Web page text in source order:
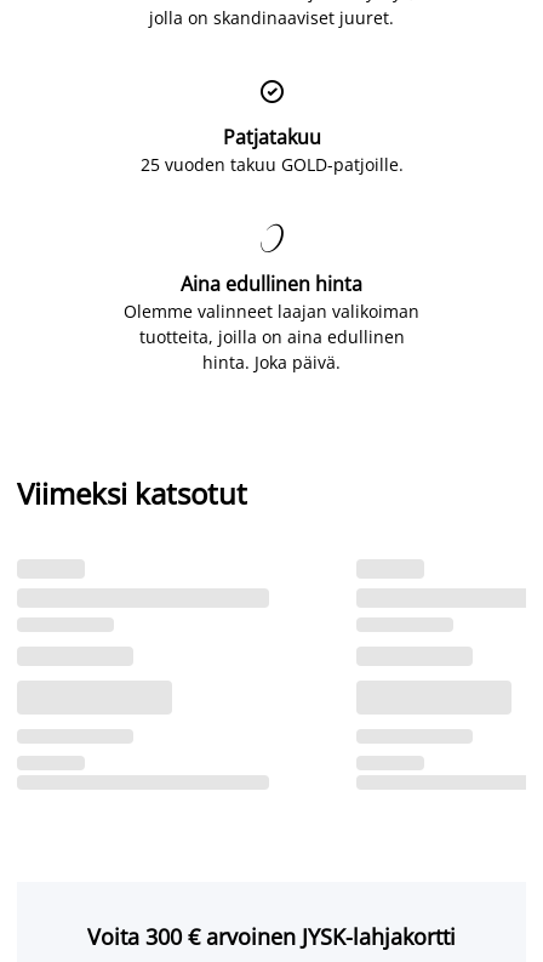
jolla on skandinaaviset juuret.

Patjatakuu
25 vuoden takuu GOLD-patjoille.

Aina edullinen hinta
Olemme valinneet laajan valikoiman
tuotteita, joilla on aina edullinen
hinta. Joka päivä.
Viimeksi katsotut
Voita 300 € arvoinen JYSK-lahjakortti